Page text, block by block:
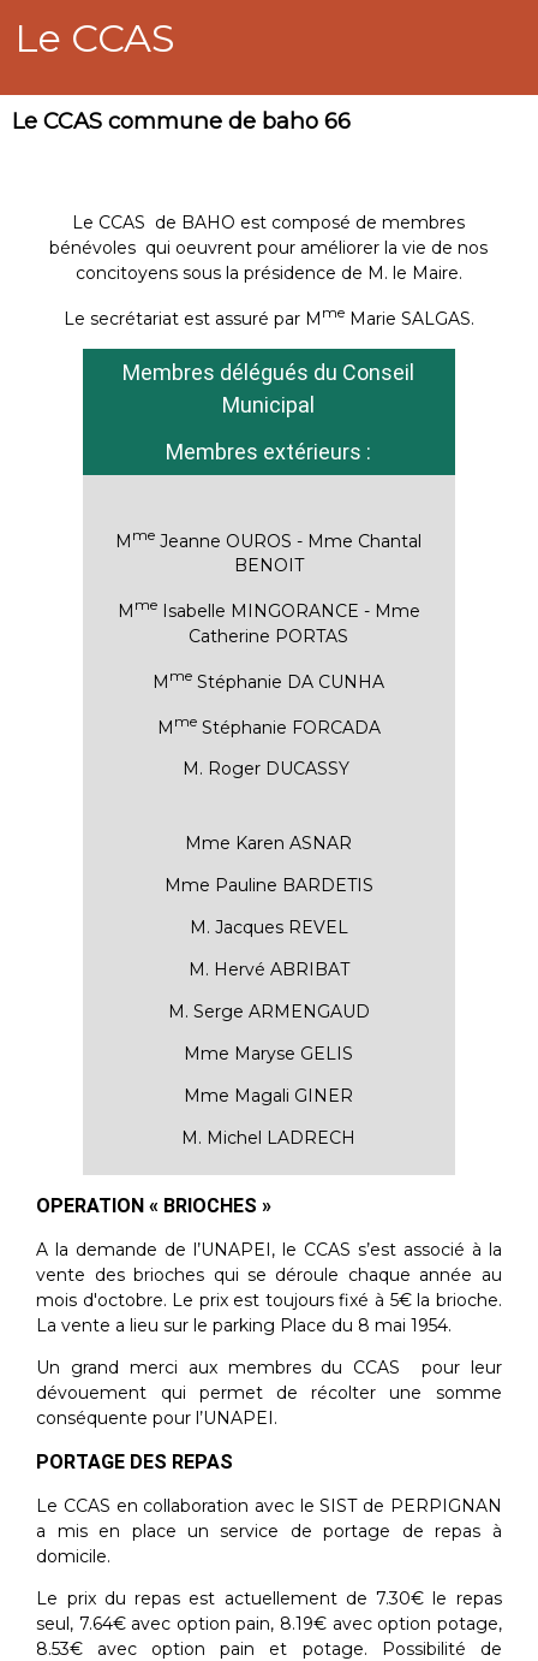
Le CCAS
Le CCAS commune de baho 66
Le CCAS de BAHO est composé de membres
bénévoles qui oeuvrent pour améliorer la vie de nos
concitoyens sous la présidence de M. le Maire.
Le secrétariat est assuré par M meMarie SALGAS.
Membres délégués du Conseil
Municipal
Membres extérieurs :
M me Jeanne OUROS - Mme Chantal
BENOIT
M meIsabelle MINGORANCE - Mme
Catherine PORTAS
M me Stéphanie DA CUNHA
M meStéphanie FORCADA
M. Roger DUCASSY
Mme Karen ASNAR
Mme Pauline BARDETIS
M. Jacques REVEL
M. Hervé ABRIBAT
M. Serge ARMENGAUD
Mme Maryse GELIS
Mme Magali GINER
M. Michel LADRECH
OPERATION « BRIOCHES »
A la demande de l’UNAPEI, le CCAS s’est associé à la
vente des brioches qui se déroule chaque année au
mois d'octobre. Le prix est toujours fixé à 5€ la brioche.
La vente a lieu sur le parking Place du 8 mai 1954.
Un grand merci aux membres du CCAS pour leur
dévouement qui permet de récolter une somme
conséquente pour l’UNAPEI.
PORTAGE DES REPAS
Le CCAS en collaboration avec le SIST de PERPIGNAN
a mis en place un service de portage de repas à
domicile.
Le prix du repas est actuellement de 7.30€ le repas
seul, 7.64€ avec option pain, 8.19€ avec option potage,
8.53€ avec option pain et potage. Possibilité de